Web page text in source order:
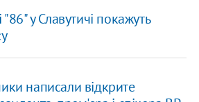
у Славутичі покажуть
написали відкрите